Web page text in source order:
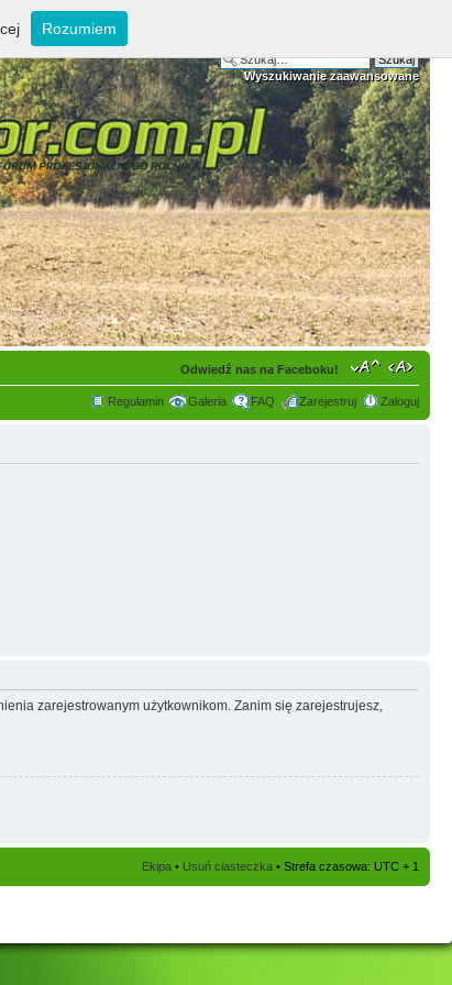
Wyszukiwanie zaawansowane
Odwiedź nas na Faceboku!
Regulamin Galeria FAQ Zarejestruj Zaloguj
zarejestrowanym użytkownikom. Zanim się zarejestrujesz,
Ekipa • Usuń ciasteczka • Strefa czasowa: UTC + 1
Rozumiem